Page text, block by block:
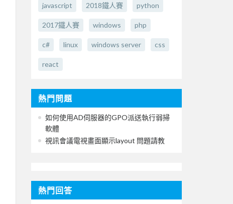
javascript 2018鐵人賽 python
2017鐵人賽 windows php
c# linux windows server css
react
熱門問題
如何使用AD伺服器的GPO派送執行弱掃
軟體
視訊會議電視畫面顯示layout 問題請教
熱門回答